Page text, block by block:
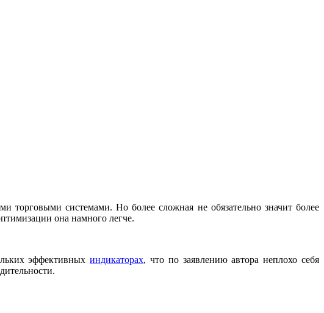
торговыми системами. Но более сложная не обязательно значит более
она намного легче.
эффективныхиндикаторах, что по заявлению автора неплохо себя